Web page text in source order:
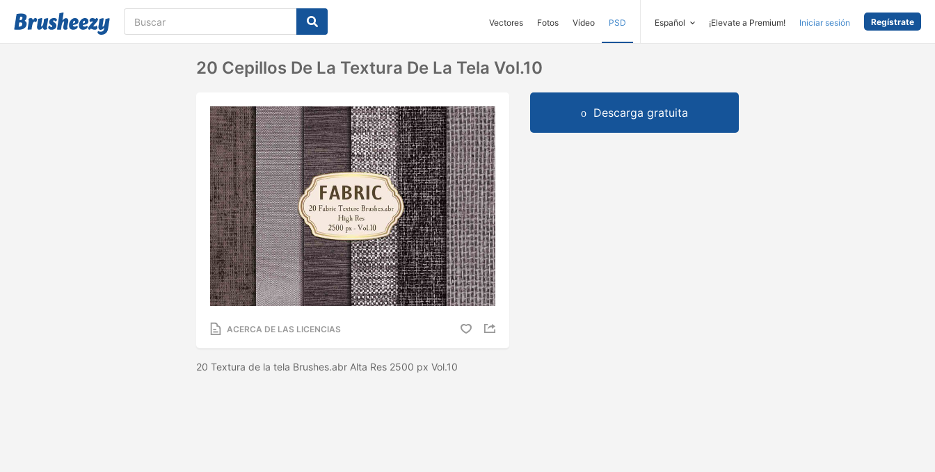
Vectores Fotos Vídeo PSD Español ¡Elevate a Premium! Iniciar sesión Regístrate
20 Cepillos De La Textura De La Tela Vol.10
ACERCA DE LAS LICENCIAS
20 Textura de la tela Brushes.abr Alta Res 2500 px Vol.10
Descarga gratuita